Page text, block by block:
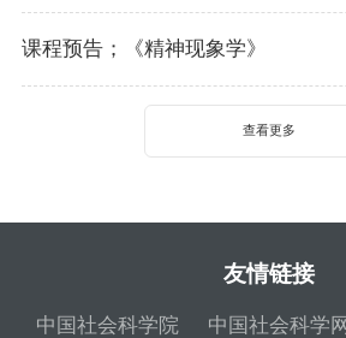
课程预告；《精神现象学》
查看更多
友情链接
中国社会科学院
中国社会科学网